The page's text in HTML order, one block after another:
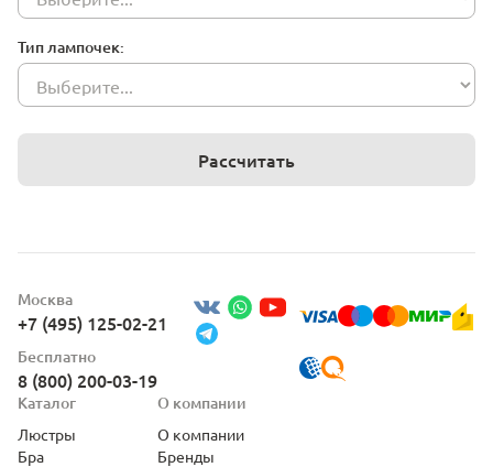
Тип лампочек:
Рассчитать
Москва
+7 (495) 125-02-21
Бесплатно
8 (800) 200-03-19
Каталог
Люстры
Бра
О компании
О компании
Бренды